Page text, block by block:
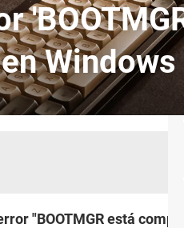
Windows
"BOOTMGR está